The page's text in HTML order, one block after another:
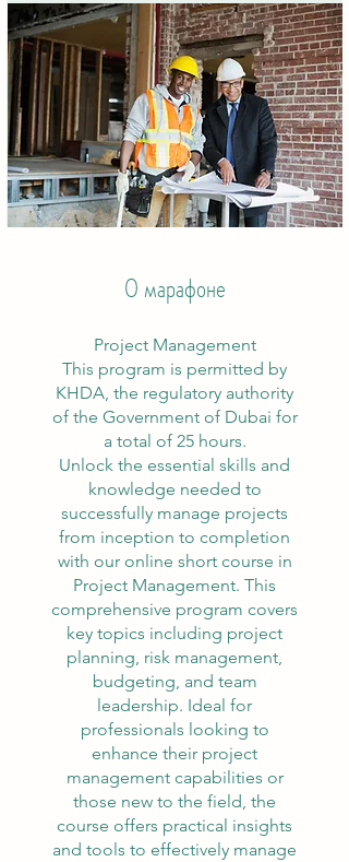
О марафоне
Project Management
This program is permitted by
KHDA, the regulatory authority
of the Government of Dubai for
a total of 25 hours.
Unlock the essential skills and
knowledge needed to
successfully manage projects
from inception to completion
with our online short course in
Project Management. This
comprehensive program covers
key topics including project
planning, risk management,
budgeting, and team
leadership. Ideal for
professionals looking to
enhance their project
management capabilities or
those new to the field, the
course offers practical insights
and tools to effectively manage